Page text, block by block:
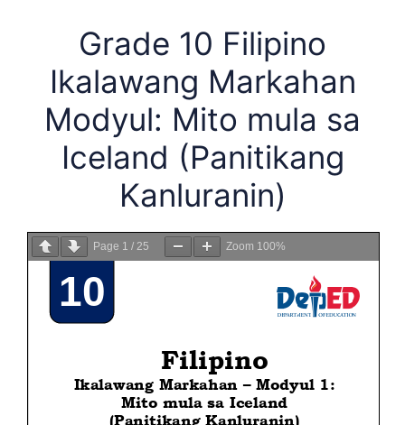
Grade 10 Filipino
Ikalawang Markahan
Modyul: Mito mula sa
Iceland (Panitikang
Kanluranin)
Page 1 / 25 Zoom 100%